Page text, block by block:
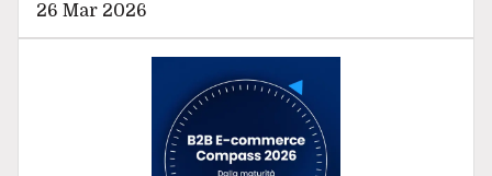
26 Mar 2026